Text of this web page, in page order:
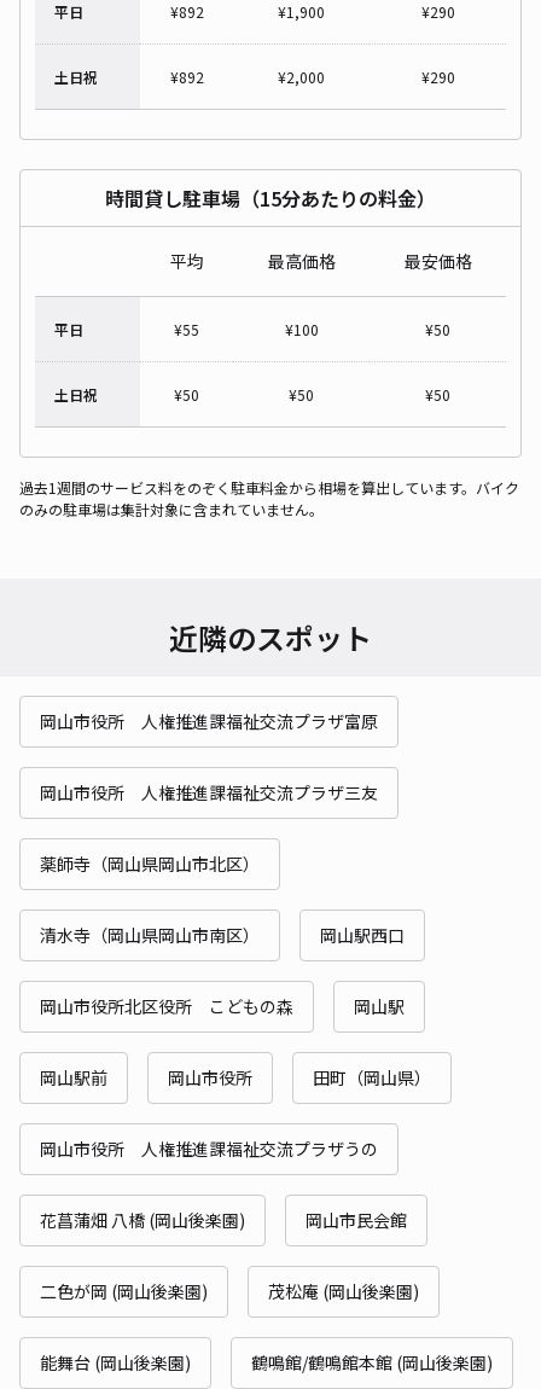
平日 ¥892 ¥1,900 ¥290
土日祝 ¥892 ¥2,000 ¥290
時間貸し駐車場（15分あたりの料金）
平均 最高価格 最安価格
平日 ¥55 ¥100 ¥50
土日祝 ¥50 ¥50 ¥50
過去1週間のサービス料をのぞく駐車料金から相場を算出しています。バイク
のみの駐車場は集計対象に含まれていません。
近隣のスポット
岡山市役所 人権推進課福祉交流プラザ富原
岡山市役所 人権推進課福祉交流プラザ三友
薬師寺（岡山県岡山市北区）
清水寺（岡山県岡山市南区） 岡山駅西口
岡山市役所北区役所 こどもの森 岡山駅
岡山駅前 岡山市役所 田町（岡山県）
岡山市役所 人権推進課福祉交流プラザうの
花菖蒲畑 八橋 (岡山後楽園) 岡山市民会館
二色が岡 (岡山後楽園) 茂松庵 (岡山後楽園)
能舞台 (岡山後楽園) 鶴鳴館/鶴鳴館本館 (岡山後楽園)